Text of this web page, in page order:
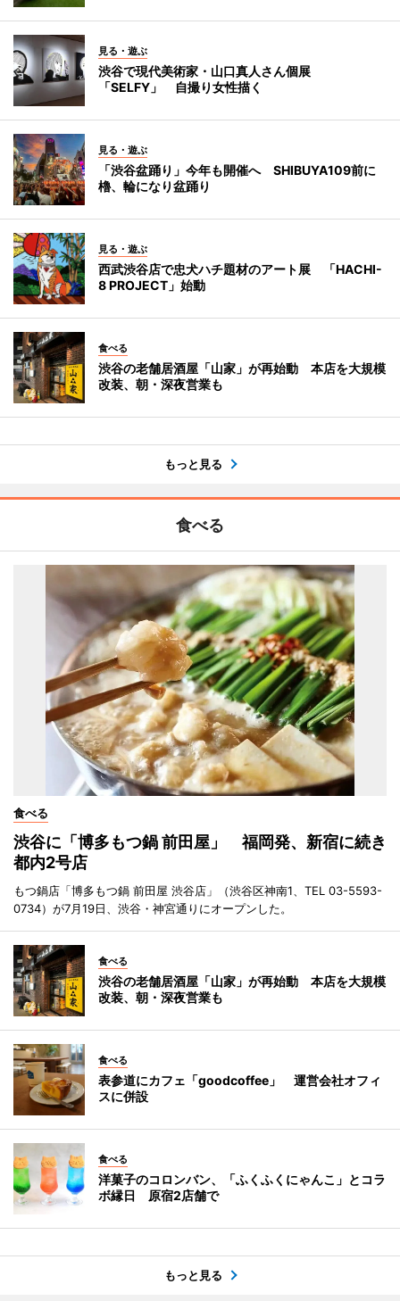
見る・遊ぶ
渋谷で現代美術家・山口真人さん個展
「SELFY」 自撮り女性描く
見る・遊ぶ
「渋谷盆踊り」今年も開催へ SHIBUYA109前に
櫓、輪になり盆踊り
見る・遊ぶ
西武渋谷店で忠犬ハチ題材のアート展 「HACHI-
8 PROJECT」始動
食べる
渋谷の老舗居酒屋「山家」が再始動 本店を大規模
改装、朝・深夜営業も
もっと見る
食べる
食べる
渋谷に「博多もつ鍋 前田屋」 福岡発、新宿に続き
都内2号店
もつ鍋店「博多もつ鍋 前田屋 渋谷店」（渋谷区神南1、TEL 03-5593-
0734）が7月19日、渋谷・神宮通りにオープンした。
食べる
渋谷の老舗居酒屋「山家」が再始動 本店を大規模
改装、朝・深夜営業も
食べる
表参道にカフェ「goodcoffee」 運営会社オフィ
スに併設
食べる
洋菓子のコロンバン、「ふくふくにゃんこ」とコラ
ボ縁日 原宿2店舗で
もっと見る